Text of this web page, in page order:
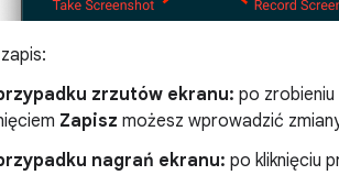
zrzutów ekranu: po
Zapisz możesz wprowadzić
nagrań ekranu: po kliknięciu